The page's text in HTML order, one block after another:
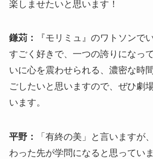
楽しませたいと思います！
鎌苅：
『モリミュ』のワトソンで
すごく好きで、一つの誇りになっ
いに心を震わせられる、濃密な時
ごしたいと思いますので、ぜひ劇
います。
平野：
「有終の美」と言いますが
わった先が学問になると思ってい